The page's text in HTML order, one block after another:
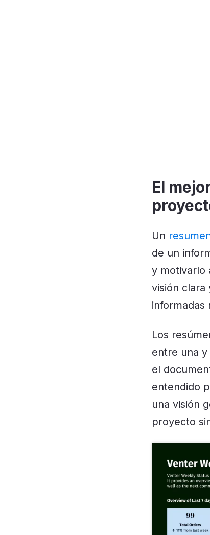
El
Un
de un
y motivarlo
visión clara
informadas
Los
entre una
el
entendido
una visión
proyecto